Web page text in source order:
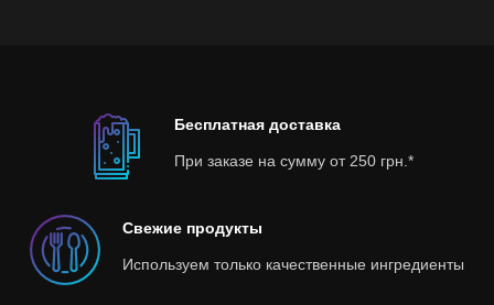
Бесплатная доставка
При заказе на сумму от 250 грн.*
Свежие продукты
Используем только качественные ингредиенты